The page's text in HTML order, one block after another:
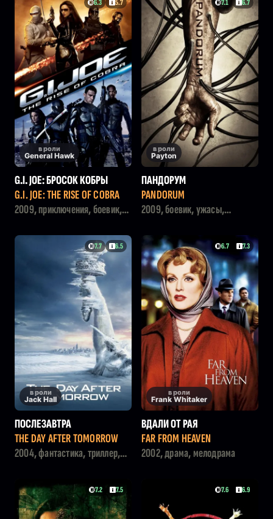
6.3 5.7
в роли
General Hawk
G.I. JOE: БРОСОК КОБРЫ
G.I. JOE: THE RISE OF COBRA
2009, приключения, боевик,
7.1 6.7
в роли
Payton
ПАНДОРУМ
PANDORUM
2009, боевик, ужасы,
триллер
7.7 6.5
в роли
Jack Hall
ПОСЛЕЗАВТРА
THE DAY AFTER TOMORROW
2004, фантастика, триллер,
6.7 7.3
в роли
Frank Whitaker
ВДАЛИ ОТ РАЯ
FAR FROM HEAVEN
2002, драма, мелодрама
7.2 7.5 7.6 6.9